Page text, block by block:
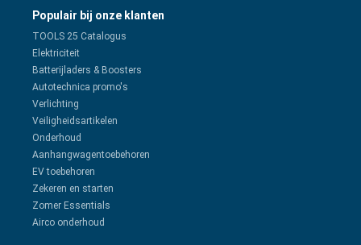
Populair bij onze klanten
TOOLS 25 Catalogus
Elektriciteit
Batterijladers & Boosters
Autotechnica promo's
Verlichting
Veiligheidsartikelen
Onderhoud
Aanhangwagentoebehoren
EV toebehoren
Zekeren en starten
Zomer Essentials
Airco onderhoud